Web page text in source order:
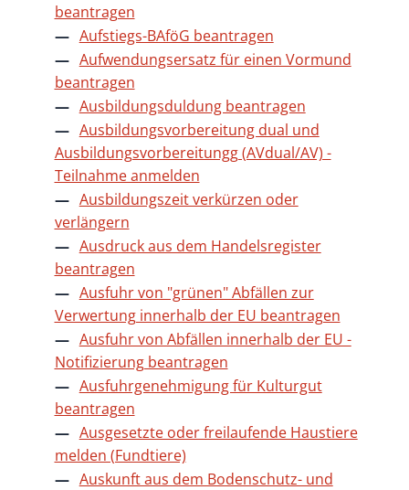
beantragen
Aufstiegs-BAföG beantragen
Aufwendungsersatz für einen Vormund
beantragen
Ausbildungsduldung beantragen
Ausbildungsvorbereitung dual und
Ausbildungsvorbereitungg (AVdual/AV) -
Teilnahme anmelden
Ausbildungszeit verkürzen oder
verlängern
Ausdruck aus dem Handelsregister
beantragen
Ausfuhr von "grünen" Abfällen zur
Verwertung innerhalb der EU beantragen
Ausfuhr von Abfällen innerhalb der EU -
Notifizierung beantragen
Ausfuhrgenehmigung für Kulturgut
beantragen
Ausgesetzte oder freilaufende Haustiere
melden (Fundtiere)
Auskunft aus dem Bodenschutz- und